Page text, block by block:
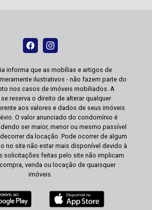
informa que as mobílias e artigos de
ilustrativos - não fazem parte do
nos casos de imóveis mobiliados. A
reserva o direito de alterar qualquer
aos valores e dados de seus imóveis
O valor anunciado do condomínio é
ser maior, menor ou mesmo passível
da locação. Pode ocorrer de algum
no site não estar mais disponível devido à
solicitações feitas pelo site não implicam
venda ou locação de quaisquer
imóveis.